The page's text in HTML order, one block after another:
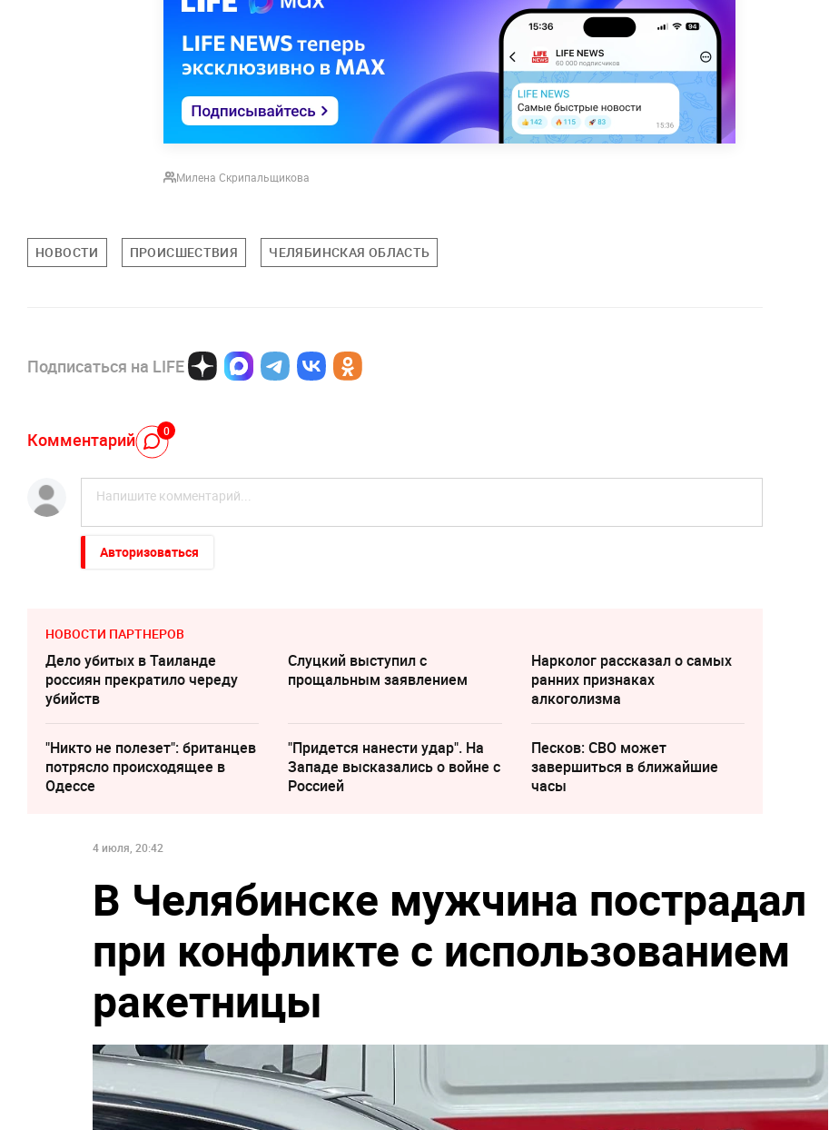
Милена Скрипальщикова
НОВОСТИ ПРОИСШЕСТВИЯ ЧЕЛЯБИНСКАЯ ОБЛАСТЬ
Подписаться на LIFE
Комментарий 0
Авторизоваться
НОВОСТИ ПАРТНЕРОВ
Дело убитых в Таиланде
россиян прекратило череду
убийств
Слуцкий выступил с
прощальным заявлением
Нарколог рассказал о самых
ранних признаках
алкоголизма
"Никто не полезет": британцев
потрясло происходящее в
Одессе
"Придется нанести удар". На
Западе высказались о войне с
Россией
Песков: СВО может
завершиться в ближайшие
часы
4 июля, 20:42
В Челябинске мужчина пострадал
при конфликте с использованием
ракетницы